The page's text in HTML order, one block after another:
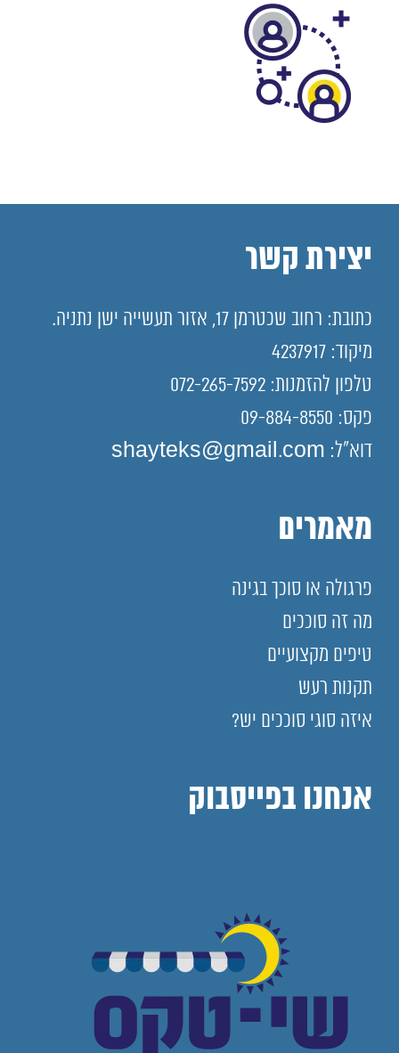
יצירת קשר
כתובת: רחוב שכטרמן 17, אזור תעשייה ישן נתניה.
מיקוד: 4237917
טלפון להזמנות: 072-265-7592
פקס: 09-884-8550
דוא"ל: shayteks@gmail.com
מאמרים
פרגולה או סוכך בגינה
מה זה סוככים
טיפים מקצועיים
תקנות רעש
איזה סוגי סוככים יש?
אנחנו בפייסבוק